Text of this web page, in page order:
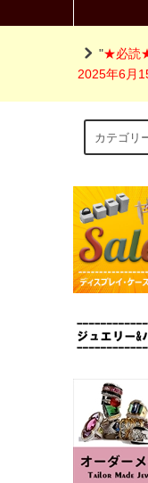
"★必読
2025年6月